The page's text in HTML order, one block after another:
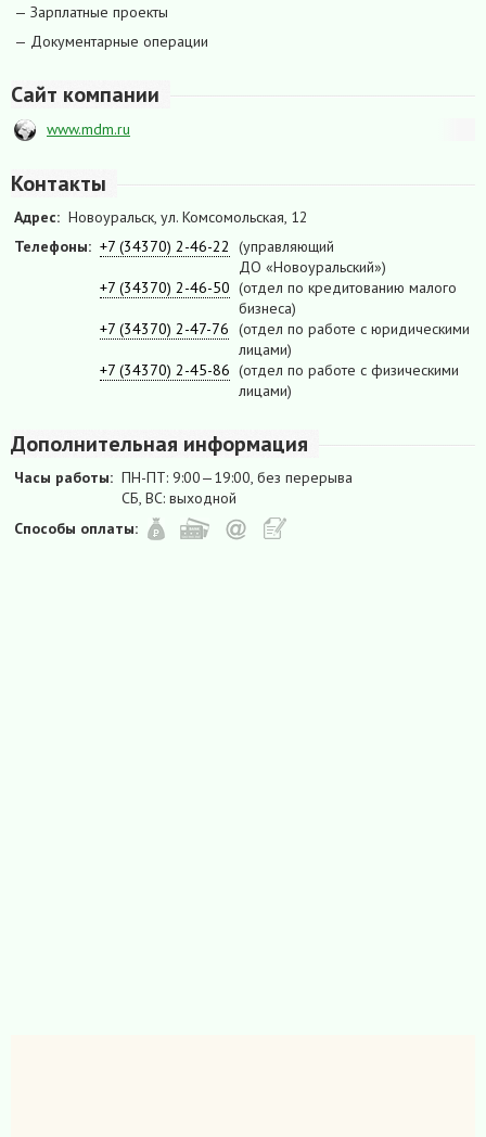
— Зарплатные проекты
— Документарные операции
Сайт компании
www.mdm.ru
Контакты
Адрес: Новоуральск, ул. Комсомольская, 12
Телефоны: +7 (34370) 2-46-22 (управляющий
ДО «Новоуральский»)
+7 (34370) 2-46-50 (отдел по кредитованию малого
бизнеса)
+7 (34370) 2-47-76 (отдел по работе с юридическими
лицами)
+7 (34370) 2-45-86 (отдел по работе с физическими
лицами)
Дополнительная информация
Часы работы: ПН-ПТ: 9:00—19:00, без перерыва
СБ, ВС: выходной
Способы оплаты: